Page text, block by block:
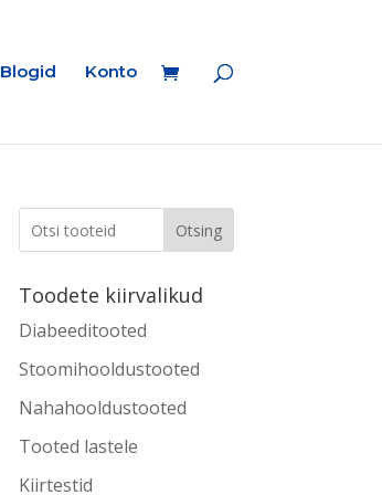
Blogid Konto
Otsing
Toodete kiirvalikud
Diabeeditooted
Stoomihooldustooted
Nahahooldustooted
Tooted lastele
Kiirtestid